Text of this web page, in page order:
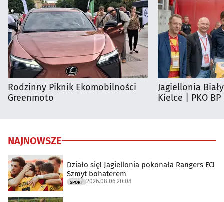
Rodzinny Piknik Ekomobilności
Greenmoto
Jagiellonia
Kielce | PKO
NAJNOWSZE
Działo się! Jagiellonia pokonała Rangers FC!
Szmyt bohaterem
SPORT 2026.08.06 20:08